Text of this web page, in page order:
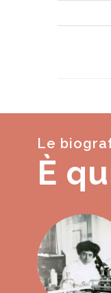
Le
È